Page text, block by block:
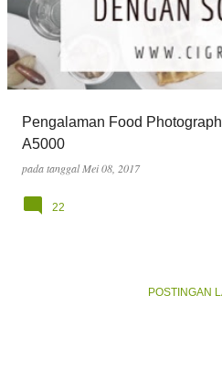
Pengalaman Food
A5000
pada tanggalMei 08, 2017
22
POSTINGAN